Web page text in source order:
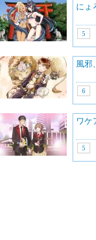
にょ
5
風邪
6
ワケ
5